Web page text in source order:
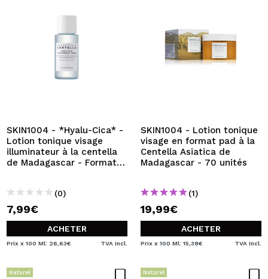
SKIN1004 - *Hyalu-Cica* -
Lotion tonique visage
illuminateur à la centella
de Madagascar - Format
(0)
7,99€
ACHETER
Prix x 100 Ml: 26,63€ TVA Incl.
SKIN1004 - Lotion tonique
visage en format pad à la
Centella Asiatica de
Madagascar - 70 unités
(1)
19,99€
ACHETER
Prix x 100 Ml: 15,38€ TVA Incl.
Naturel Naturel